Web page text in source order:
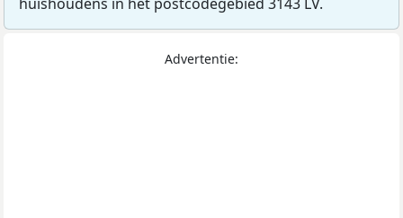
huishoudens in het postcodegebied 3143 LV.
Advertentie: